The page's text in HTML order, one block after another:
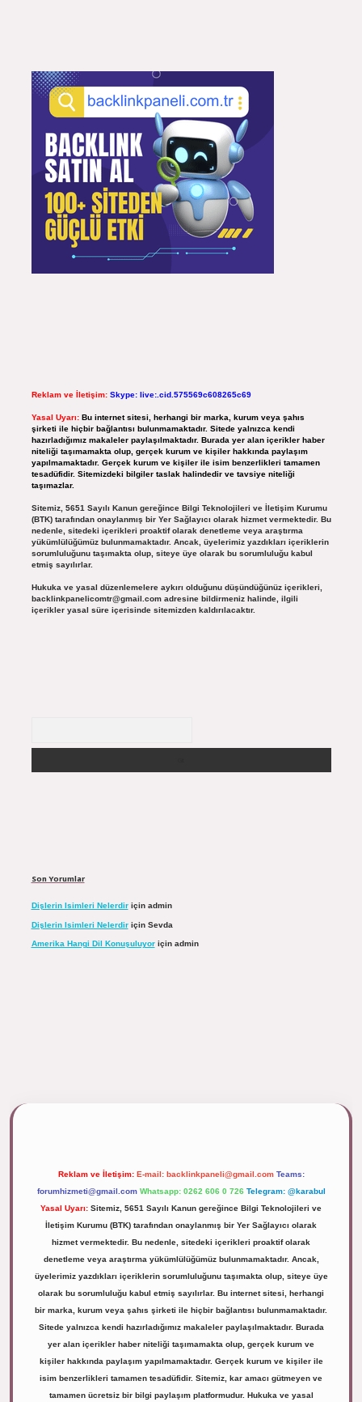
Reklam ve İletişim: Skype: live:.cid.575569c608265c69
Yasal Uyarı: Bu internet sitesi, herhangi bir marka, kurum veya şahıs
şirketi ile hiçbir bağlantısı bulunmamaktadır. Sitede yalnızca kendi
hazırladığımız makaleler paylaşılmaktadır. Burada yer alan içerikler haber
niteliği taşımamakta olup, gerçek kurum ve kişiler hakkında paylaşım
yapılmamaktadır. Gerçek kurum ve kişiler ile isim benzerlikleri tamamen
tesadüfidir. Sitemizdeki bilgiler taslak halindedir ve tavsiye niteliği
taşımazlar.
Sitemiz, 5651 Sayılı Kanun gereğince Bilgi Teknolojileri ve İletişim Kurumu
(BTK) tarafından onaylanmış bir Yer Sağlayıcı olarak hizmet vermektedir. Bu
nedenle, sitedeki içerikleri proaktif olarak denetleme veya araştırma
yükümlülüğümüz bulunmamaktadır. Ancak, üyelerimiz yazdıkları içeriklerin
sorumluluğunu taşımakta olup, siteye üye olarak bu sorumluluğu kabul
etmiş sayılırlar.
Hukuka ve yasal düzenlemelere aykırı olduğunu düşündüğünüz içerikleri,
backlinkpanelicomtr@gmail.comadresine bildirmeniz halinde, ilgili
içerikler yasal süre içerisinde sitemizden kaldırılacaktır.
Son Yorumlar
Dişlerin Isimleri Nelerdiriçin admin
Dişlerin Isimleri Nelerdiriçin Sevda
Amerika Hangi Dil Konuşuluyoriçin admin
Reklam ve İletişim: E-mail: backlinkpaneli@gmail.com Teams:
forumhizmeti@gmail.com Whatsapp: 0262 606 0 726 Telegram: @karabul
Yasal Uyarı: Sitemiz, 5651 Sayılı Kanun gereğince Bilgi Teknolojileri ve
İletişim Kurumu (BTK) tarafından onaylanmış bir Yer Sağlayıcı olarak
hizmet vermektedir. Bu nedenle, sitedeki içerikleri proaktif olarak
denetleme veya araştırma yükümlülüğümüz bulunmamaktadır. Ancak,
üyelerimiz yazdıkları içeriklerin sorumluluğunu taşımakta olup, siteye üye
olarak bu sorumluluğu kabul etmiş sayılırlar. Bu internet sitesi, herhangi
bir marka, kurum veya şahıs şirketi ile hiçbir bağlantısı bulunmamaktadır.
Sitede yalnızca kendi hazırladığımız makaleler paylaşılmaktadır. Burada
yer alan içerikler haber niteliği taşımamakta olup, gerçek kurum ve
kişiler hakkında paylaşım yapılmamaktadır. Gerçek kurum ve kişiler ile
isim benzerlikleri tamamen tesadüfidir. Sitemiz, kar amacı gütmeyen ve
tamamen ücretsiz bir bilgi paylaşım platformudur. Hukuka ve yasal